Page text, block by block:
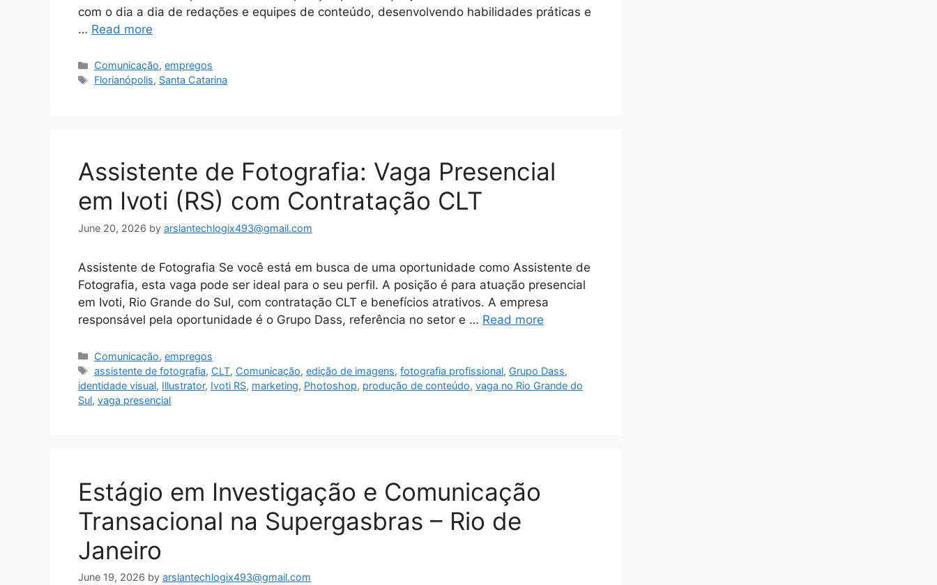
com o dia a dia de redações e equipes de conteúdo, desenvolvendo habilidades práticas e
… Read more
Categories
Comunicação,empregos
Tags
Florianópolis, Santa Catarina
Assistente de Fotografia: Vaga Presencial
em Ivoti (RS) com Contratação CLT
June 20, 2026 by arslantechlogix493@gmail.com
Assistente de Fotografia Se você está em busca de uma oportunidade como Assistente de
Fotografia, esta vaga pode ser ideal para o seu perfil. A posição é para atuação presencial
em Ivoti, Rio Grande do Sul, com contratação CLT e benefícios atrativos. A empresa
responsável pela oportunidade é o Grupo Dass, referência no setor e … Read more
Categories
Comunicação,empregos
Tags
assistente de fotografia, CLT, Comunicação,edição de imagens,fotografia profissional, Grupo Dass,
identidade visual, Illustrator, Ivoti RS, marketing, Photoshop, produção de conteúdo, vaga no Rio Grande do
Sul, vaga presencial
Estágio em Investigação e Comunicação
Transacional na Supergasbras – Rio de
Janeiro
June 19, 2026 by arslantechlogix493@gmail.com